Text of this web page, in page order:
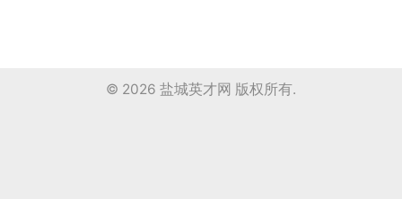
© 2026 盐城英才网 版权所有.